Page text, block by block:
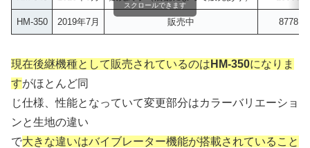
HM-350 2019年7月 販売中 8778円
スクロールできます
現在後継機種として販売されているのは HM-350になりま
すがほとんど同
じ仕様、性能となっていて変更部分はカラーバリエーショ
ンと生地の違い
で大きな違いはバイブレーター機能が搭載されていること